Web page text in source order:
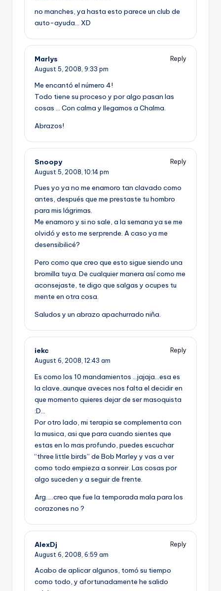
no manches, ya hasta esto parece un club de
auto-ayuda… XD
Marlys
Reply
August 5, 2008, 9:33 pm
Me encantó el número 4!
Todo tiene su proceso y por algo pasan las
cosas … Con calma y llegamos a Chalma.
Abrazos!
Snoopy
Reply
August 5, 2008, 10:14 pm
Pues yo ya no me enamoro tan clavado como
antes, después que me prestaste tu hombro
para mis lágrimas.
Me enamoro y si no sale, a la semana ya se me
olvidó y esto me serprende. A caso ya me
desensibilicé?
Pero como que creo que esto sigue siendo una
bromilla tuya. De cualquier manera así­ como me
aconsejaste, te digo que salgas y ocupes tu
mente en otra cosa.
Saludos y un abrazo apachurrado niña.
iekc
Reply
August 6, 2008, 12:43 am
Es como los 10 mandamientos …jajaja…esa es
la clave..aunque aveces nos falta el decidir en
que momento quieres dejar de ser masoquista
:D…
Por otro lado, mi terapia se complementa con
la musica, asi que para cuando sientes que
estas en lo mas profundo, puedes escuchar
“three little birds” de Bob Marley y vas a ver
como todo empieza a sonreir. Las cosas por
algo suceden y a seguir de frente.
Arg…..creo que fue la temporada mala para los
corazones no ?
AlexDj
Reply
August 6, 2008, 6:59 am
Acabo de aplicar algunos, tomó su tiempo
como todo, y afortunadamente he salido